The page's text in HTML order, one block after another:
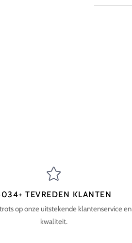
TEVREDEN KLANTEN
op onze uitstekende klantenservice en
kwaliteit.